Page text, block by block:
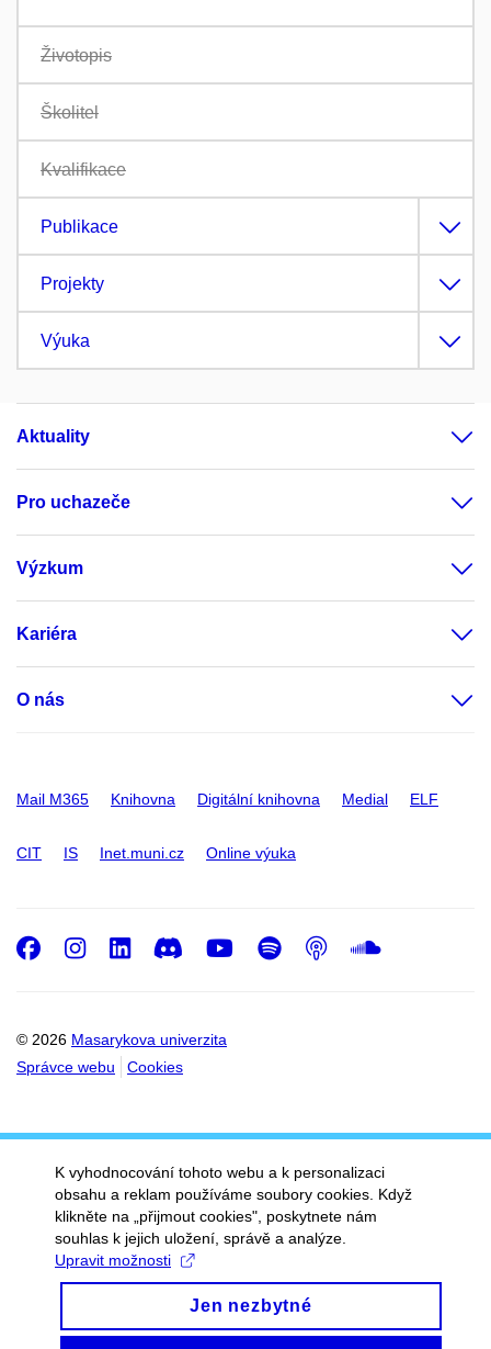
Životopis
Školitel
Kvalifikace
Publikace
Projekty
Výuka
Aktuality
Pro uchazeče
Výzkum
Kariéra
O nás
Mail M365 Knihovna Digitální knihovna Medial ELF
CIT IS Inet.muni.cz Online výuka
© 2026 Masarykova univerzita
Správce webu
Cookies
Facebook
Instagram
LinkedIn
DiscordYoutube
Spotify
Podcast
K vyhodnocování tohoto webu a k personalizaci
obsahu a reklam používáme soubory cookies. Když
klikněte na „přijmout cookies", poskytnete nám
souhlas k jejich uložení, správě a analýze.
Upravit možnosti
Jen nezbytné